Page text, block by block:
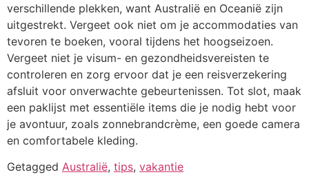
verschillende plekken, want Australië en Oceanië zijn
uitgestrekt. Vergeet ook niet om je accommodaties van
tevoren te boeken, vooral tijdens het hoogseizoen.
Vergeet niet je visum- en gezondheidsvereisten te
controleren en zorg ervoor dat je een reisverzekering
afsluit voor onverwachte gebeurtenissen. Tot slot, maak
een paklijst met essentiële items die je nodig hebt voor
je avontuur, zoals zonnebrandcrème, een goede camera
en comfortabele kleding.
Getagged Australië, tips, vakantie